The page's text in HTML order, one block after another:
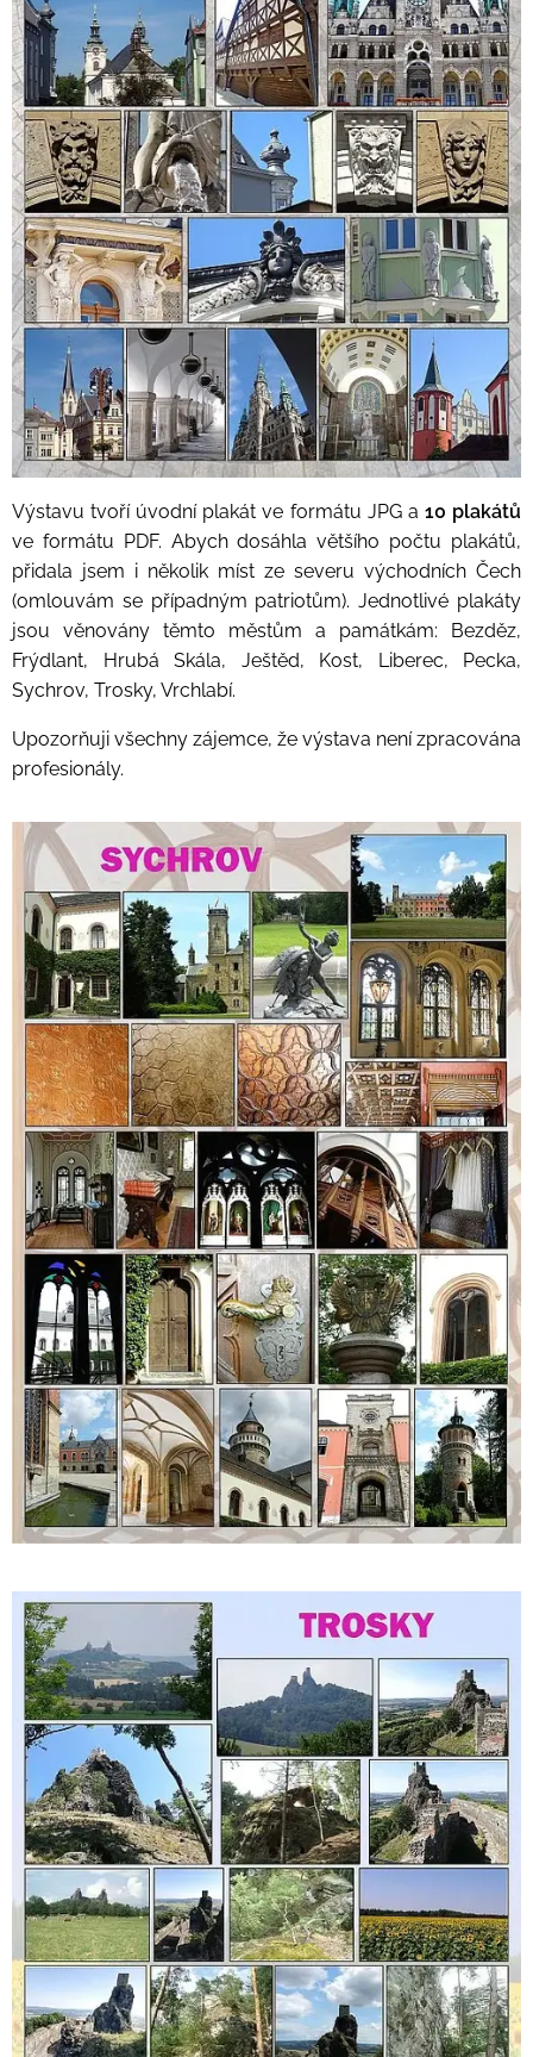
Výstavu tvoří úvodní plakát ve formátu JPG a 10 plakátů
ve formátu PDF. Abych dosáhla většího počtu plakátů,
přidala jsem i několik míst ze severu východních Čech
(omlouvám se případným patriotům). Jednotlivé plakáty
jsou věnovány těmto městům a památkám: Bezděz,
Frýdlant, Hrubá Skála, Ještěd, Kost, Liberec, Pecka,
Sychrov, Trosky, Vrchlabí.
Upozorňuji všechny zájemce, že výstava není zpracována
profesionály.